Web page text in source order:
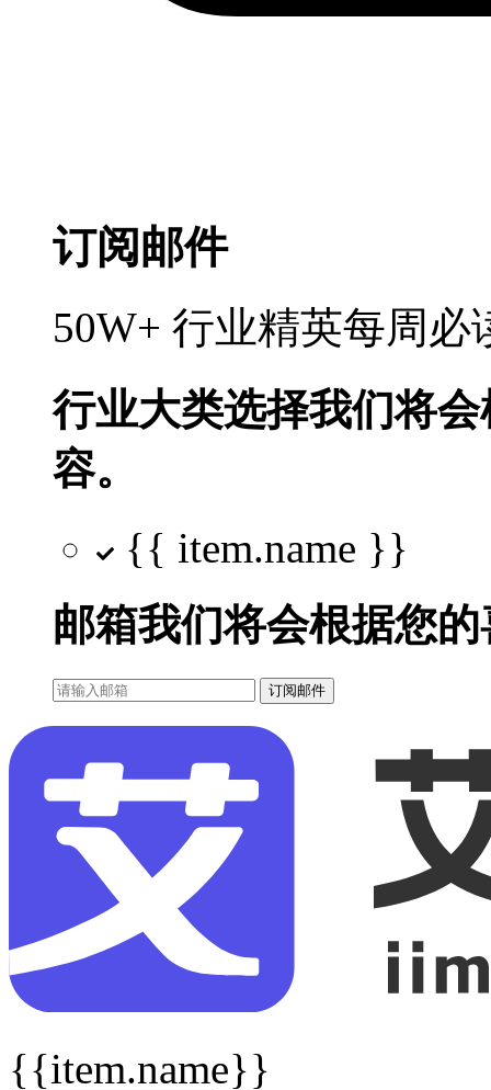
订阅邮件
50W+ 行业精英每周
行业大类选择我们将
容。
{{ item.name }}
邮箱我们将会根据您
订阅邮件
{{item.name}}